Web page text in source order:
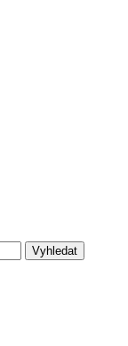
Vyhledat